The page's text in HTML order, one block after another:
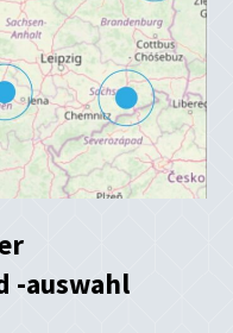
-auswahl